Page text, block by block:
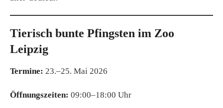
Tierisch bunte Pfingsten im Zoo
Leipzig
Termine: 23.–25. Mai 2026
Öffnungszeiten: 09:00–18:00 Uhr